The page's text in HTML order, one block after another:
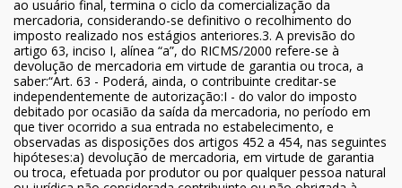
ao usuário final, termina o ciclo da comercialização da
mercadoria, considerando-se definitivo o recolhimento do
imposto realizado nos estágios anteriores.3. A previsão do
artigo 63, inciso I, alínea “a”, do RICMS/2000 refere-se à
devolução de mercadoria em virtude de garantia ou troca, a
saber:“Art. 63 - Poderá, ainda, o contribuinte creditar-se
independentemente de autorização:I - do valor do imposto
debitado por ocasião da saída da mercadoria, no período em
que tiver ocorrido a sua entrada no estabelecimento, e
observadas as disposições dos artigos 452 a 454, nas seguintes
hipóteses:a) devolução de mercadoria, em virtude de garantia
ou troca, efetuada por produtor ou por qualquer pessoa natural